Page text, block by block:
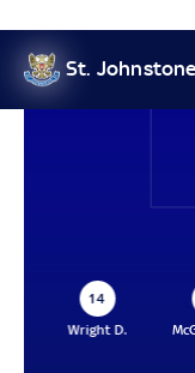
St. Johnstone
14
Wright D.